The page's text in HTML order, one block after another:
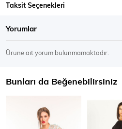
Taksit Seçenekleri
Yorumlar
Ürüne ait yorum bulunmamaktadır.
Bunları da Beğenebilirsiniz